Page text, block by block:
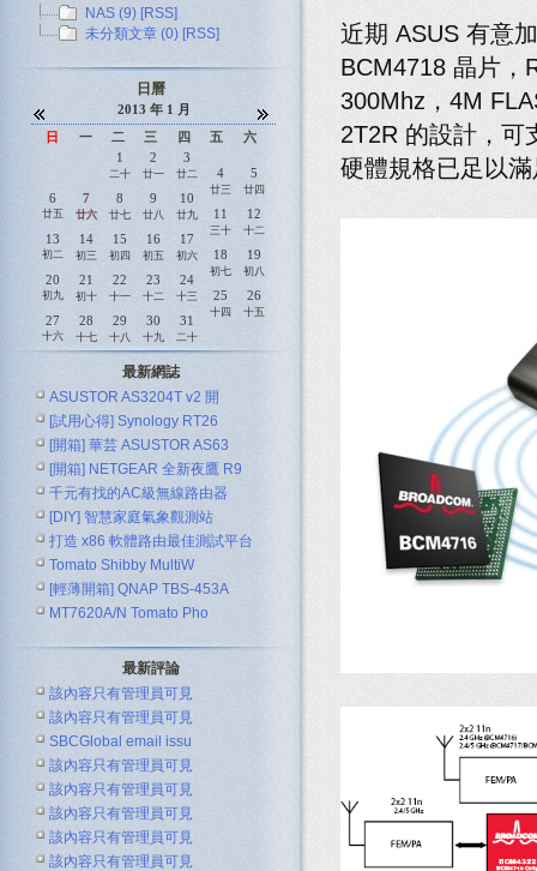
近期 ASUS 有意
BCM4718 晶片，
300Mhz，4M
2T2R 的設計，可
硬體規格已足以
NAS (9) [RSS]
未分類文章 (0) [RSS]
日曆
2013 年 1 月
日
一 二 三 四 五
六
1
二十
2
廿一
3
廿二 4
廿三
5
廿四
6
廿五
7
廿六
8
廿七
9
廿八
10
廿九 11
三十
12
十二
13
初二
14
初三
15
初四
16
初五
17
初六 18
初七
19
初八
20
初九
21
初十
22
十一
23
十二
24
十三 25
十四
26
十五
27
十六
28
十七
29
十八
30
十九
31
二十
最新網誌
ASUSTOR AS3204T v2 開
[試用心得] Synology RT26
[開箱] 華芸 ASUSTOR AS63
[開箱] NETGEAR 全新夜鷹 R9
千元有找的AC級無線路由器
ASUS R
[DIY] 智慧家庭氣象觀測站
打造 x86 軟體路由最佳測試平台
Tomato Shibby MultiW
[輕薄開箱] QNAP TBS-453A
MT7620A/N Tomato Pho
最新評論
該內容只有管理員可見
該內容只有管理員可見
SBCGlobal email issu
該內容只有管理員可見
該內容只有管理員可見
該內容只有管理員可見
該內容只有管理員可見
該內容只有管理員可見